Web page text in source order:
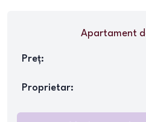
Apartament
Preț:
Proprietar: